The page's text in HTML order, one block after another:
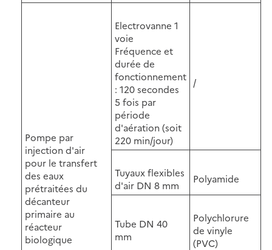
Pompe par
injection d'air
pour le transfert
des eaux
prétraitées du
décanteur
primaire au
réacteur
biologique
Electrovanne 1
voie
Fréquence et
durée de
fonctionnement
: 120 secondes
5 fois par
période
d'aération (soit
220 min/jour)
/
Tuyaux flexibles
d'air DN 8 mm
Polyamide
Tube DN 40
mm
Polychlorure
de vinyle
(PVC)